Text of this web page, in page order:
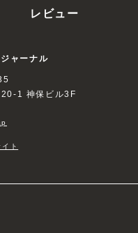
レビュー
ャーナル
1 神保ビル3F
ト